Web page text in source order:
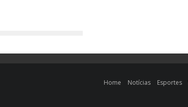
Home Notícias Esportes